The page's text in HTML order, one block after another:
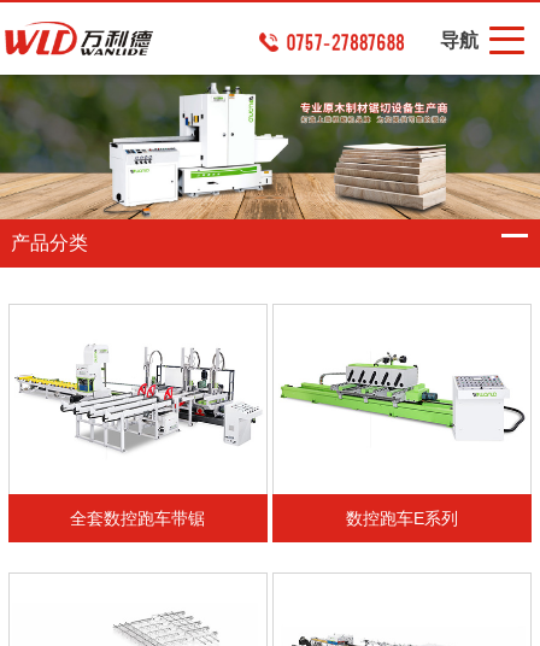
导航
产品分类
全套数控跑车带锯 数控跑车E系列